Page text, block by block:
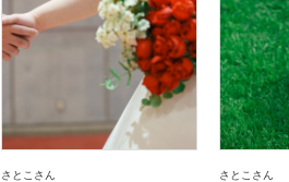
さとこさん さとこさん